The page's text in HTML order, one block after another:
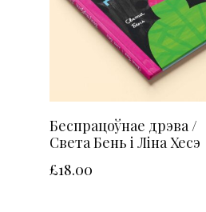
Беспрацоўнае дрэва /
Света Бень і Ліна Хесэ
£18.00